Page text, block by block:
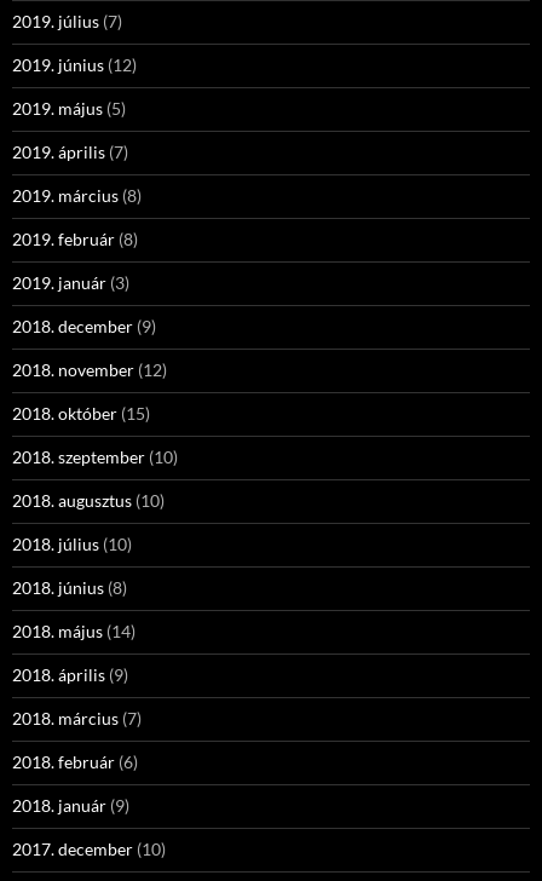
2019. július (7)
2019. június (12)
2019. május (5)
2019. április (7)
2019. március (8)
2019. február (8)
2019. január (3)
2018. december (9)
2018. november (12)
2018. október (15)
2018. szeptember (10)
2018. augusztus (10)
2018. július (10)
2018. június (8)
2018. május (14)
2018. április (9)
2018. március (7)
2018. február (6)
2018. január (9)
2017. december (10)